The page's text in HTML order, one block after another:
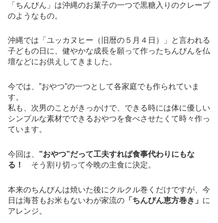
「ちんびん」は沖縄のお菓子の一つで黒糖入りのクレープ
のようなもの。
沖縄では「ユッカヌヒー（旧暦の５月４日）」と言われる
子どもの日に、健やかな成長を願って作ったちんびんを仏
壇などにお供えしてきました。
今では、”おやつ”の一つとして各家庭でも作られていま
す。
私も、次男のことがきっかけで、できる時には体に優しい
シンプルな素材でできるおやつを食べさせたくて時々作っ
ています。
今回は、 ”おやつ”だって工夫すれば食事代わりにもな
る！
そう割り切って今晩の主食に決定。
本来のちんびんは焼いた後にクルクル巻くだけですが、今
日は海苔もお米もないわが家流の 「ちんびん恵方巻き」 に
アレンジ。